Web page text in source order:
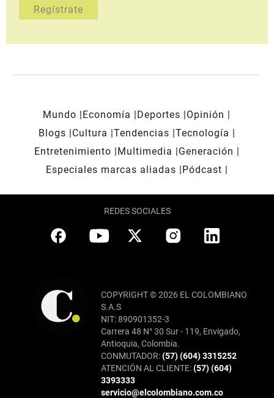
Mundo Economía Deportes
Opinión
Blogs
Cultura Tendencias Tecnología
Entretenimiento
Multimedia
Generación
Especiales marcas aliadas
Pódcast
REDES SOCIALES
COPYRIGHT © 2026 EL COLOMBIANO
S.A.S
NIT: 890901352-3
Carrera 48 N° 30 Sur - 119, Envigado,
Antioquia, Colombia.
CONMUTADOR:(57) (604) 3315252
ATENCIÓN AL CLIENTE:(57) (604)
3393333
servicio@elcolombiano.com.co